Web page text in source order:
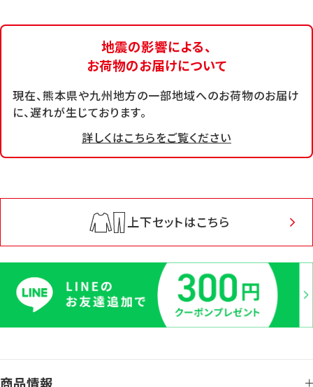
地震の影響による、
お荷物のお届けについて
現在、熊本県や九州地方の一部地域へのお荷物のお届け
に、遅れが生じております。
詳しくはこちらをご覧ください
上下セットはこちら
商品情報